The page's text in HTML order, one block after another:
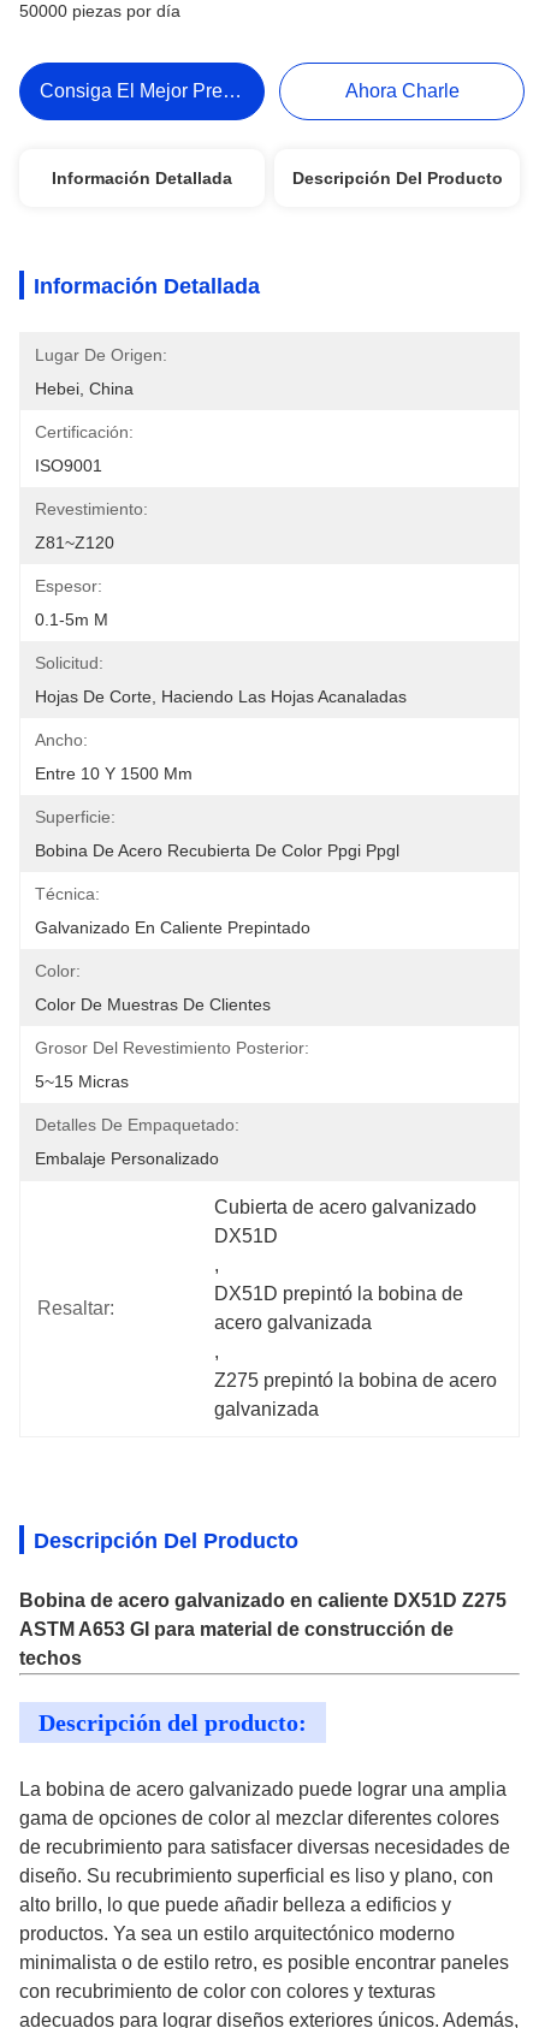
50000 piezas por día
Consiga El Mejor Precio Ahora Charle
Información Detallada Descripción Del Producto
Información Detallada
Lugar De Origen:
Hebei, China
Certificación:
ISO9001
Revestimiento:
Z81~Z120
Espesor:
0.1-5m M
Solicitud:
Hojas De Corte, Haciendo Las Hojas Acanaladas
Ancho:
Entre 10 Y 1500 Mm
Superficie:
Bobina De Acero Recubierta De Color Ppgi Ppgl
Técnica:
Galvanizado En Caliente Prepintado
Color:
Color De Muestras De Clientes
Grosor Del Revestimiento Posterior:
5~15 Micras
Detalles De Empaquetado:
Embalaje Personalizado
Resaltar:
Cubierta de acero galvanizado
DX51D
,
DX51D prepintó la bobina de
acero galvanizada
,
Z275 prepintó la bobina de acero
galvanizada
Descripción Del Producto
Bobina de acero galvanizado en caliente DX51D Z275
ASTM A653 GI para material de construcción de
techos
Descripción del producto:
La bobina de acero galvanizado puede lograr una amplia
gama de opciones de color al mezclar diferentes colores
de recubrimiento para satisfacer diversas necesidades de
diseño. Su recubrimiento superficial es liso y plano, con
alto brillo, lo que puede añadir belleza a edificios y
productos. Ya sea un estilo arquitectónico moderno
minimalista o de estilo retro, es posible encontrar paneles
con recubrimiento de color con colores y texturas
adecuados para lograr diseños exteriores únicos. Además,